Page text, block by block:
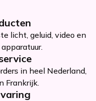
licht, geluid, video en
in heel Nederland,
Frankrijk.